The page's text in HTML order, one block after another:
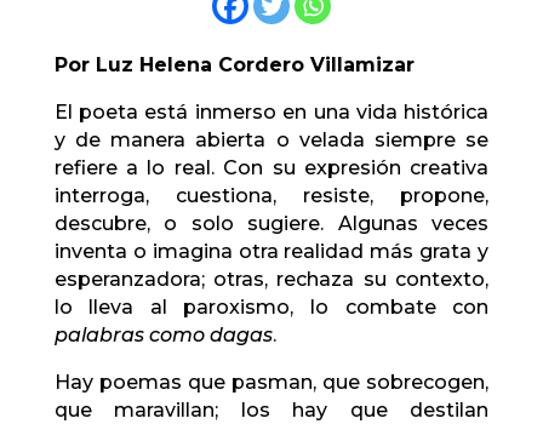
Por Luz Helena Cordero Villamizar
El poeta está inmerso en una vida histórica
y de manera abierta o velada siempre se
refiere a lo real. Con su expresión creativa
interroga, cuestiona, resiste, propone,
descubre, o solo sugiere. Algunas veces
inventa o imagina otra realidad más grata y
esperanzadora; otras, rechaza su contexto,
lo lleva al paroxismo, lo combate con
palabras como dagas.
Hay poemas que pasman, que sobrecogen,
que maravillan; los hay que destilan